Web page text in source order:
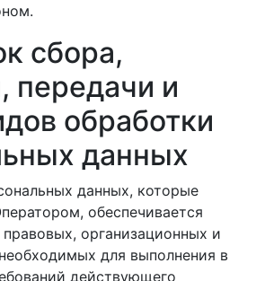
сбора,
передачи и
обработки
данных
данных, которые
обеспечивается
организационных и
для выполнения в
действующего